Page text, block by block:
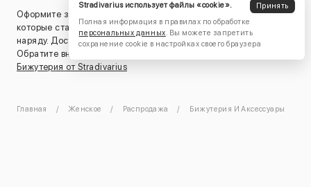
Оформите заказ и получите эксклюзивные аксессуары,
которые станут идеальным дополнением к любому вашему
наряду. Доставляем прямо из Европы.
Обратите внимание на полный каталог:
Бижутерия от Stradivarius
Главная Женское Распродажа Бижутерия И Аксессуары
Stradivarius использует файлы «cookie».
Принять
Полная информация в правилах по обработке
персональных данных. Вы можете запретить
сохранение cookie в настройках своего браузера